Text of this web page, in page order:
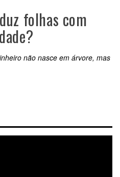
folhas com
não nasce em árvore, mas